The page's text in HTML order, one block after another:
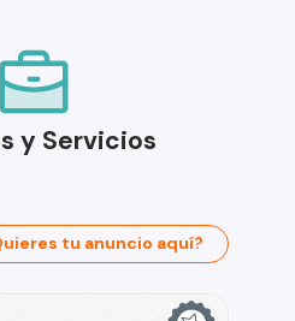
y Servicios
tu anuncio aquí?